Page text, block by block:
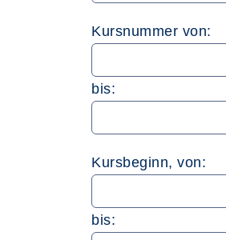
Kursnummer von:
bis:
Kursbeginn, von:
bis: